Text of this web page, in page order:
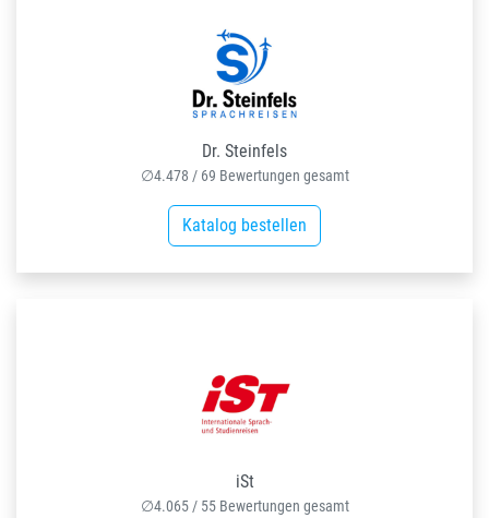
Dr. Steinfels
∅4.478 / 69 Bewertungen gesamt
Katalog bestellen
iSt
∅4.065/ 55Bewertungen gesamt